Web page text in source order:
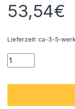
53,54€
Lieferzeit:ca-3-5-
LAUFEN JIKA